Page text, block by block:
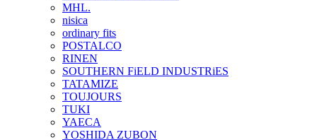
MHL.
nisica
ordinary fits
POSTALCO
RINEN
SOUTHERN FiELD INDUSTRiES
TATAMIZE
TOUJOURS
TUKI
YAECA
YOSHIDA ZUBON